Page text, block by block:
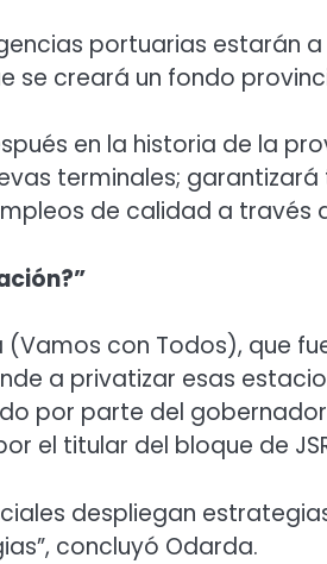
portuarias estarán
se creará un fondo
en la historia de la
terminales;
de calidad a través
con Todos), que
a privatizar esas
por parte del
el titular del bloque de
despliegan
concluyó Odarda.